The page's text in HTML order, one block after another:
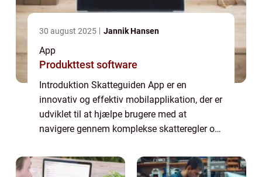
30 august 2025 Jannik Hansen
App
Produkttest software
Introduktion Skatteguiden App er en
innovativ og effektiv mobilapplikation, der er
udviklet til at hjælpe brugere med at
navigere gennem komplekse skatteregler og
både privatpersoner og virksomheder er det
...